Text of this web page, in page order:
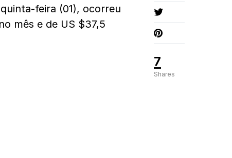
7
Shares
feira (01), ocorreu
mês e de US $37,5